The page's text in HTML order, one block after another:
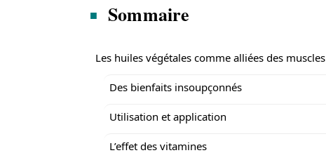
Sommaire
Les huiles végétales comme alliées des muscles
Des bienfaits insoupçonnés
Utilisation et application
L’effet des vitamines